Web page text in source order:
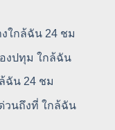
ใกล้ฉัน 24 ชม
งปทุม ใกล้ฉัน
ฉัน 24 ชม
วนถึงที่ ใกล้ฉัน